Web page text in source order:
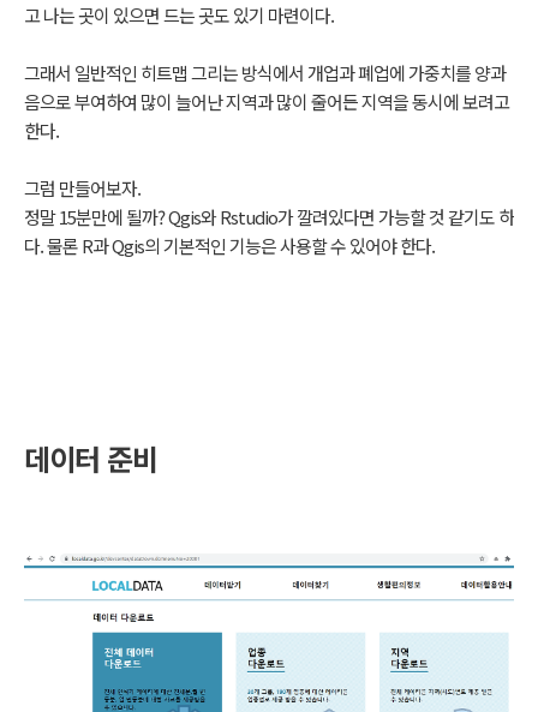
고 나는 곳이 있으면 드는 곳도 있기 마련이다.
그래서 일반적인 히트맵 그리는 방식에서 개업과 폐업에 가중치를 양과
음으로 부여하여 많이 늘어난 지역과 많이 줄어든 지역을 동시에 보려고
한다.
그럼 만들어보자.
정말 15분만에 될까? Qgis와 Rstudio가 깔려있다면 가능할 것 같기도 하
다. 물론 R과 Qgis의 기본적인 기능은 사용할 수 있어야 한다.
데이터 준비